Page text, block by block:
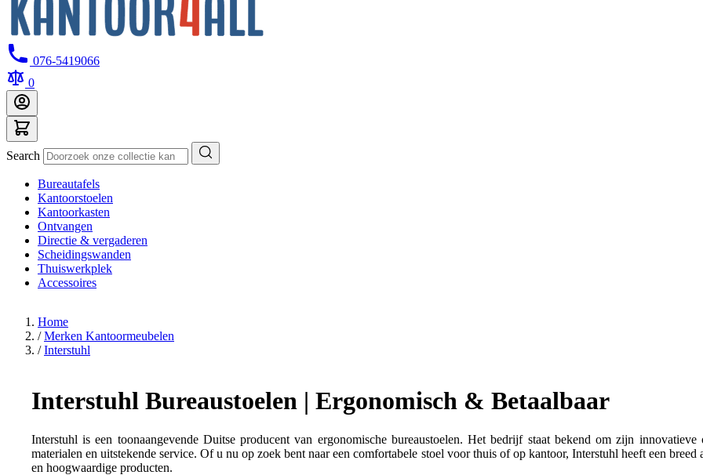
076-5419066
0
Search
Bureautafels
Kantoorstoelen
Kantoorkasten
Ontvangen
Directie & vergaderen
Scheidingswanden
Thuiswerkplek
Accessoires
Home
/ Merken Kantoormeubelen
/ Interstuhl
Interstuhl Bureaustoelen | Ergonomisch & Betaalbaar
Interstuhl is een toonaangevende Duitse producent van ergonomische bureaustoelen. Het bedrijf staat bekend om zijn innovatieve
materialen en uitstekende service. Of u nu op zoek bent naar een comfortabele stoel voor thuis of op kantoor, Interstuhl heeft een breed
en hoogwaardige producten.